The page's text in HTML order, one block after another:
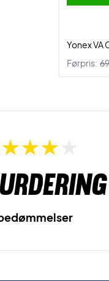
Yonex VA
Førpris: